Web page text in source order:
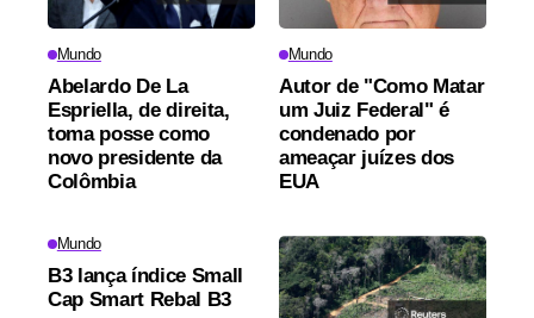
Mundo
Abelardo De La
Espriella, de direita,
toma posse como
novo presidente da
Colômbia
Mundo
Autor de "Como Matar
um Juiz Federal" é
condenado por
ameaçar juízes dos
EUA
Mundo
B3 lança índice Small
Cap Smart Rebal B3